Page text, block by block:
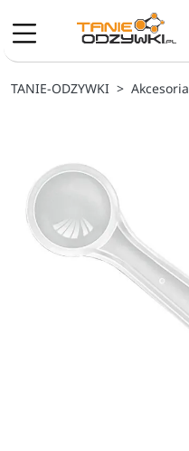
TANIE-ODZYWKI Akcesoria